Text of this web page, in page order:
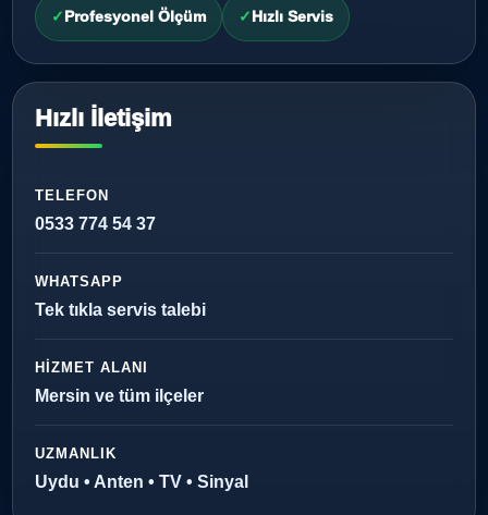
Profesyonel Ölçüm Hızlı Servis
Hızlı İletişim
TELEFON
0533 774 54 37
WHATSAPP
Tek tıkla servis talebi
HIZMET ALANI
Mersin ve tüm ilçeler
UZMANLIK
Uydu • Anten • TV • Sinyal